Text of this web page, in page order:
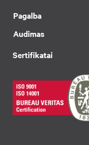
Pagalba
Audimas
Sertifikatai